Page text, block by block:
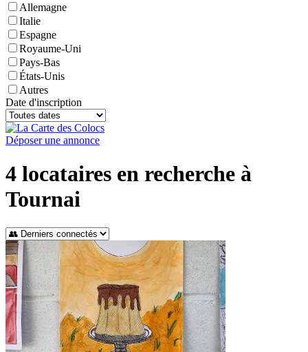
Allemagne
Italie
Espagne
Royaume-Uni
Pays-Bas
États-Unis
Autres
Date d'inscription
Déposer une annonce
4 locataires en recherche à
Tournai